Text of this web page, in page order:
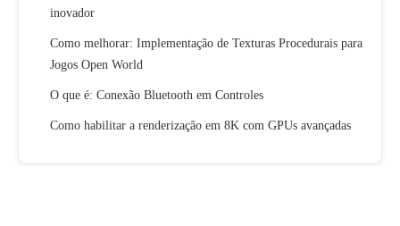
inovador
Como melhorar: Implementação de Texturas Procedurais para
Jogos Open World
O que é: Conexão Bluetooth em Controles
Como habilitar a renderização em 8K com GPUs avançadas